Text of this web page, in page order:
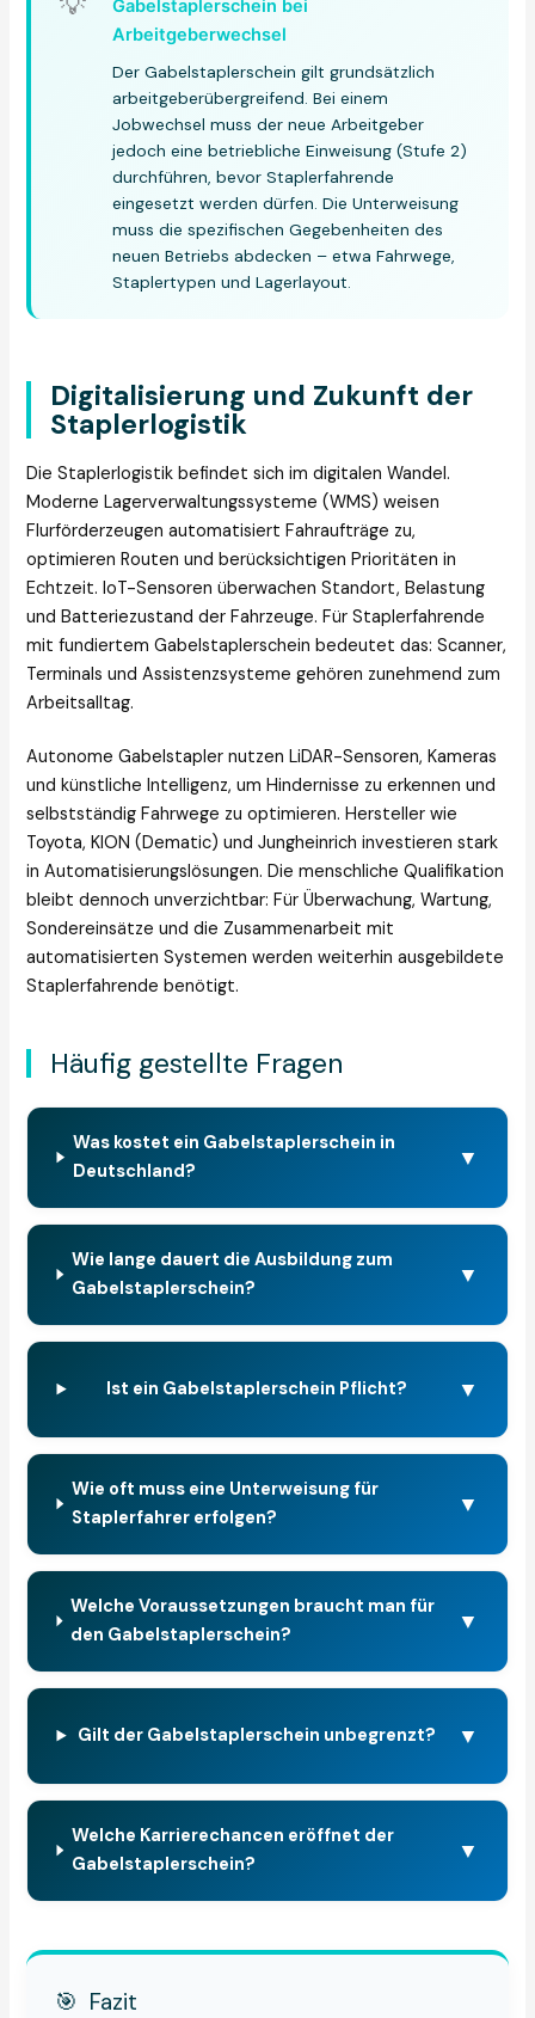
Gabelstaplerschein bei
Arbeitgeberwechsel
Der Gabelstaplerschein gilt grundsätzlich
arbeitgeberübergreifend. Bei einem
Jobwechsel muss der neue Arbeitgeber
jedoch eine betriebliche Einweisung (Stufe 2)
durchführen, bevor Staplerfahrende
eingesetzt werden dürfen. Die Unterweisung
muss die spezifischen Gegebenheiten des
neuen Betriebs abdecken – etwa Fahrwege,
Staplertypen und Lagerlayout.
Digitalisierung und Zukunft der
Staplerlogistik
Die Staplerlogistik befindet sich im digitalen Wandel.
Moderne Lagerverwaltungssysteme (WMS) weisen
Flurförderzeugen automatisiert Fahraufträge zu,
optimieren Routen und berücksichtigen Prioritäten in
Echtzeit. IoT-Sensoren überwachen Standort, Belastung
und Batteriezustand der Fahrzeuge. Für Staplerfahrende
mit fundiertem Gabelstaplerschein bedeutet das: Scanner,
Terminals und Assistenzsysteme gehören zunehmend zum
Arbeitsalltag.
Autonome Gabelstapler nutzen LiDAR-Sensoren, Kameras
und künstliche Intelligenz, um Hindernisse zu erkennen und
selbstständig Fahrwege zu optimieren. Hersteller wie
Toyota, KION (Dematic) und Jungheinrich investieren stark
in Automatisierungslösungen. Die menschliche Qualifikation
bleibt dennoch unverzichtbar: Für Überwachung, Wartung,
Sondereinsätze und die Zusammenarbeit mit
automatisierten Systemen werden weiterhin ausgebildete
Staplerfahrende benötigt.
Häufig gestellte Fragen
Was kostet ein Gabelstaplerschein in
Deutschland?
▼
Wie lange dauert die Ausbildung zum
Gabelstaplerschein?
▼
Ist ein Gabelstaplerschein Pflicht? ▼
Wie oft muss eine Unterweisung für
Staplerfahrer erfolgen?
▼
Welche Voraussetzungen braucht man für
den Gabelstaplerschein?
▼
Gilt der Gabelstaplerschein unbegrenzt? ▼
Welche Karrierechancen eröffnet der
Gabelstaplerschein?
▼
🎯 Fazit